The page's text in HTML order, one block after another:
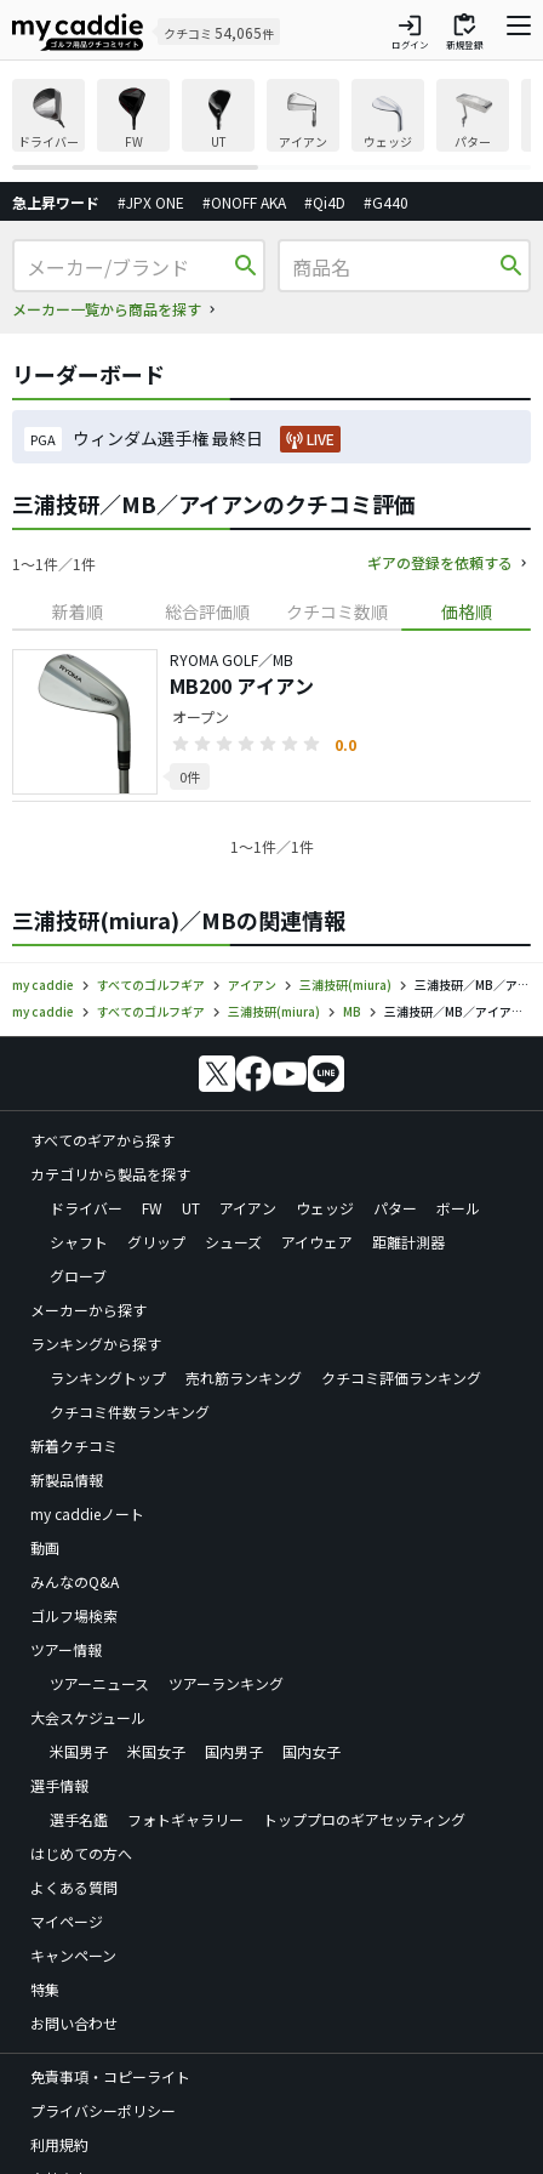
クチコミ 54,065件 login
ログイン
inventory
新規登録
ドライバー FW UT アイアン ウェッジ パター
急上昇ワード #JPX ONE #ONOFF AKA #Qi4D #G440
search
メーカー一覧から商品を探す
search
リーダーボード
PGA ウィンダム選手権 最終日 LIVE
三浦技研／MB／アイアンのクチコミ評価
1〜1件／1件 ギアの登録を依頼する
新着順 総合評価順 クチコミ数順 価格順
RYOMA GOLF／MB
MB200 アイアン
オープン
0.0
0件
1〜1件／1件
三浦技研(miura)／MBの関連情報
my caddie すべてのゴルフギア アイアン 三浦技研(miura)
三浦技研／MB／アイアンの口コミ評価
my caddie
すべてのゴルフギア 三浦技研(miura) MB 三浦技研／MB／アイアンの口コミ評価
すべてのギアから探す
カテゴリから製品を探す
ドライバー
FW UT アイアン ウェッジ パター
ボール
シャフト
グリップ シューズ アイウェア
距離計測器
グローブ
メーカーから探す
ランキングから探す
ランキングトップ
売れ筋ランキング
クチコミ評価ランキング
クチコミ件数ランキング
新着クチコミ
新製品情報
my caddieノート
動画
みんなのQ&A
ゴルフ場検索
ツアー情報
ツアーニュース
ツアーランキング
大会スケジュール
米国男子
米国女子 国内男子
国内女子
選手情報
選手名鑑
フォトギャラリー
トッププロのギアセッティング
はじめての方へ
よくある質問
マイページ
キャンペーン
特集
お問い合わせ
免責事項・コピーライト
プライバシーポリシー
利用規約